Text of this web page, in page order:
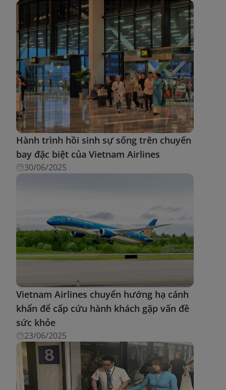
Hành trình hồi sinh sự sống trên chuyến
bay đặc biệt của Vietnam Airlines
30/06/2025
Vietnam Airlines chuyển hướng hạ cánh
khẩn để cấp cứu hành khách gặp vấn đề
sức khỏe
23/06/2025